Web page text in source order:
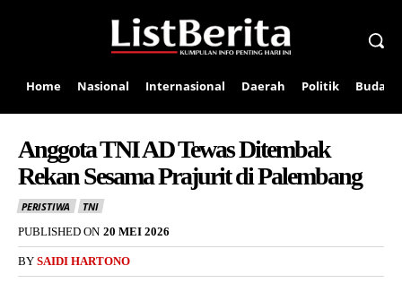
Home Nasional Internasional Daerah Politik Budaya
Anggota TNI AD Tewas Ditembak
Rekan Sesama Prajurit di Palembang
PERISTIWA
TNI
PUBLISHED ON 20 MEI 2026
BY SAIDI HARTONO